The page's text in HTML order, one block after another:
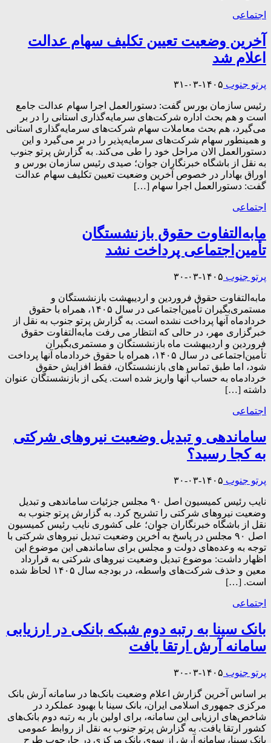
اجتماعی
آخرین وضعیت تعیین تکلیف سهام عدالت
اعلام شد
پرتو جنوب ۱۴۰۵-۰۳-۳۱
رئیس سازمان بورس گفت: دستورالعمل اجرا سهام عدالت جامع
است و هم بحث اداره شرکت‌های سرمایه‌گذاری استانی را در بر
می‌گیرد، هم بحث معاملات سهام شرکت‌های سرمایه‌گذاری استانی
و همینطور سهام شرکت‌های سرمایه‌پذیر را در بر می‌گیرد و این
دستورالعمل الان مراحل خود را طی می‌کند. به گزارش پرتو جنوب
به نقل از باشگاه خبرنگاران جوان؛ صیدی رئیس سازمان بورس و
اوراق بهادار در خصوص آخرین وضعیت تعیین تکلیف سهام عدالت
گفت: دستورالعمل اجرا سهام […]
اجتماعی
مابه‌التفاوت حقوق بازنشستگان
تأمین‌اجتماعی پرداخت نشد
پرتو جنوب ۱۴۰۵-۰۳-۳۰
مابه‌التفاوت حقوق فروردین و اردیبهشت بازنشستگان و
مستمری‌بگیران تأمین‌اجتماعی در سال ۱۴۰۵، همراه با حقوق
خردادماه آنها پرداخت نشده است. به گزارش پرتو جنوب به نقل از
خبرگزاری مهر، در حالی که انتظار می رفت مابه‌التفاوت حقوق
فروردین و اردیبهشت ماه بازنشستگان و مستمری‌بگیران
تأمین‌اجتماعی در سال ۱۴۰۵، همراه با حقوق خردادماه آنها پرداخت
شود، اما طبق تماس های بازنشستگان، فقط افزایش حقوق
خردادماه به حساب آنها واریز شده است. یکی از بازنشستگان عنوان
داشته […]
اجتماعی
ساماندهی و تبدیل وضعیت نیروهای شرکتی
به کجا رسید؟
پرتو جنوب ۱۴۰۵-۰۳-۳۰
نایب رئیس کمیسیون اصل ۹۰ مجلس جزئیات ساماندهی و تبدیل
وضعیت نیرو‌های شرکتی را تشریح کرد. به گزارش پرتو جنوب به
نقل از باشگاه خبرنگاران جوان؛ علی کشوری نایب رئیس کمیسیون
اصل ۹۰ مجلس در پاسخ به آخرین وضعیت تبدیل نیرو‌های شرکتی با
توجه به وعده‌های دولت و مجلس برای ساماندهی این موضوع این
اظهار داشت: موضوع تبدیل وضعیت نیرو‌های شرکتی به قرارداد
معین و حذف شرکت‌های واسطه، در بودجه سال ۱۴۰۵ لحاظ شده
است. […]
اجتماعی
بانک سینا به رتبه دوم شبکه بانکی در ارزیابی
سامانه آرش ارتقا یافت
پرتو جنوب ۱۴۰۵-۰۳-۳۰
بر اساس آخرین گزارش اعلام وضعیت بانک‌ها در سامانه آرش بانک
مرکزی جمهوری اسلامی ایران، بانک سینا با بهبود عملکرد در
شاخص‌های ارزیابی این سامانه، برای اولین بار به رتبه دوم بانک‌های
کشور ارتقا یافت. به گزارش پرتو جنوب به نقل از روابط‌ عمومی
بانک سینا، سامانه آرش از سوی بانک مرکزی در چارچوب طرح